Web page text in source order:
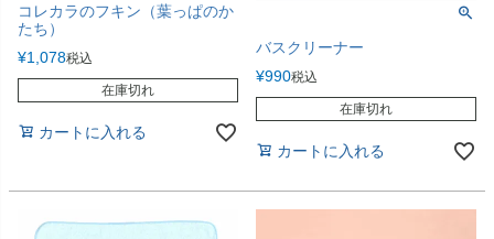
コレカラのフキン（葉っぱのか
たち）
¥1,078税込
在庫切れ
カートに入れる
バスクリーナー
¥990税込
在庫切れ
カートに入れる